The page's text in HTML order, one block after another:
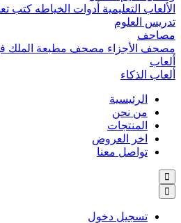
الألعاب التعليمية أدوات الخياطه كتب
تدريس العلوم
مصاحف
مصحف الأجزاء مصحف مطبعة الملك
ألعاب
ألعاب الذكاء
الرئيسية
من نحن
المنتجات
اخر العروض
تواصل معنا
تسجيل دخول